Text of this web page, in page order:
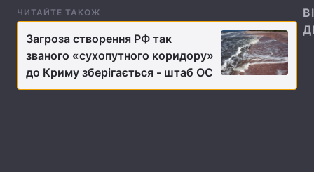
Зброя Інциденти
Здоров'я Туризм
ЧИТАЙТЕ ТАКОЖ
Загроза створення РФ так
званого «сухопутного коридору»
до Криму зберігається - штаб ОС